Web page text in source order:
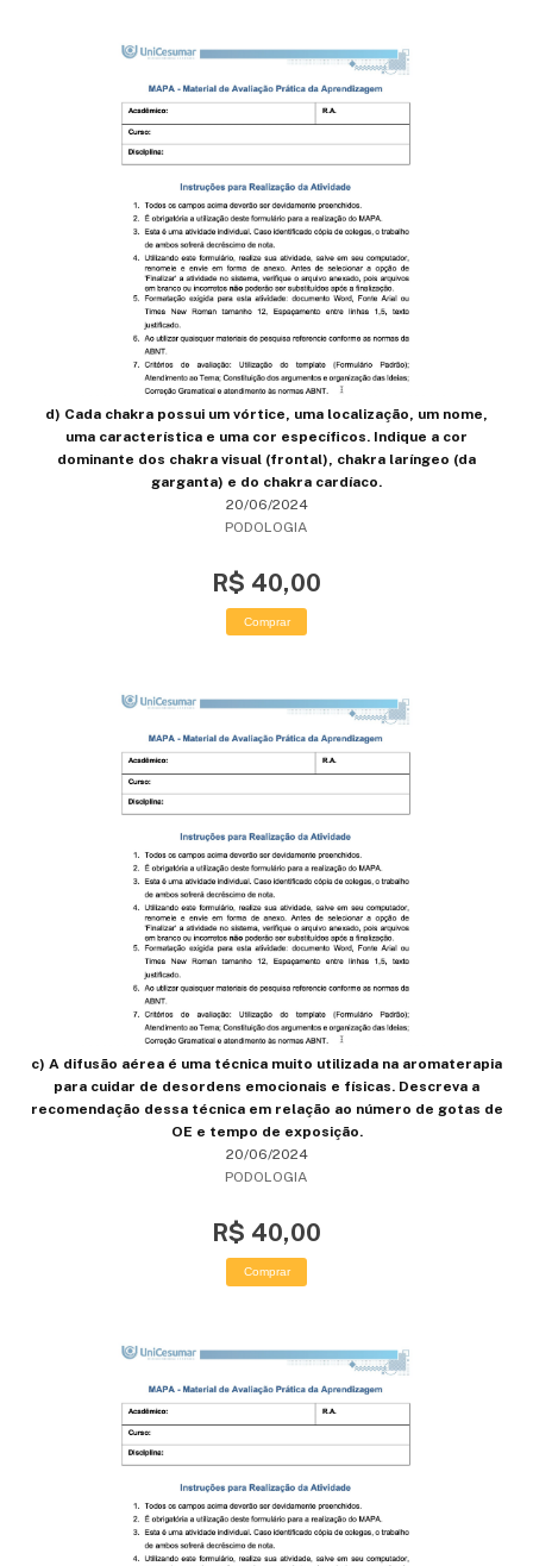
d) Cada chakra possui um vórtice, uma localização, um nome,
uma característica e uma cor específicos. Indique a cor
dominante dos chakra visual (frontal), chakra laríngeo (da
garganta) e do chakra cardíaco.
20/06/2024
PODOLOGIA
R$ 40,00
Comprar
c) A difusão aérea é uma técnica muito utilizada na aromaterapia
para cuidar de desordens emocionais e físicas. Descreva a
recomendação dessa técnica em relação ao número de gotas de
OE e tempo de exposição.
20/06/2024
PODOLOGIA
R$ 40,00
Comprar